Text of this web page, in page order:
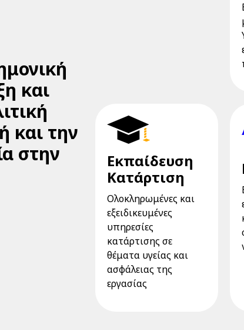
και
και την
στην
Εκπαίδευση
Κατάρτιση
Ολοκληρωμένες και
εξειδικευμένες
υπηρεσίες
κατάρτισης σε
θέματα υγείας και
ασφάλειας της
εργασίας